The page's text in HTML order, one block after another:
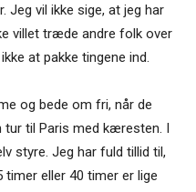
vil ikke sige, at jeg har
villet træde andre folk over
at pakke tingene ind.
og bede om fri, når de
tur til Paris med kæresten. I
styre. Jeg har fuld tillid til,
timer eller 40 timer er lige